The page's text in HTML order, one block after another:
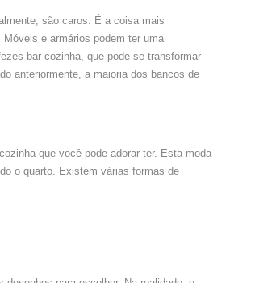
são caros. É a coisa mais
e armários podem ter uma
bar cozinha, que pode se transformar
anteriormente, a maioria dos bancos de
que você pode adorar ter. Esta moda
o quarto. Existem várias formas de